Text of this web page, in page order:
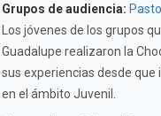
Grupos de audiencia:
Los jóvenes de los grupos
Guadalupe realizaron la
sus experiencias desde
en el ámbito Juvenil.